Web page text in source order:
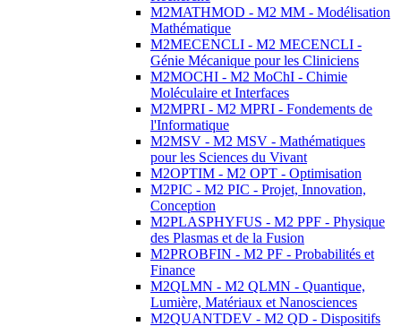
M2MATHMOD - M2 MM - Modélisation
Mathématique
M2MECENCLI - M2 MECENCLI -
Génie Mécanique pour les Cliniciens
M2MOCHI - M2 MoChI - Chimie
Moléculaire et Interfaces
M2MPRI - M2 MPRI - Fondements de
l'Informatique
M2MSV - M2 MSV - Mathématiques
pour les Sciences du Vivant
M2OPTIM - M2 OPT - Optimisation
M2PIC - M2 PIC - Projet, Innovation,
Conception
M2PLASPHYFUS - M2 PPF - Physique
des Plasmas et de la Fusion
M2PROBFIN - M2 PF - Probabilités et
Finance
M2QLMN - M2 QLMN - Quantique,
Lumière, Matériaux et Nanosciences
M2QUANTDEV - M2 QD - Dispositifs